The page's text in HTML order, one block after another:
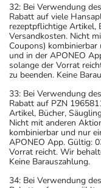
32: Bei Verwendung
Rabatt auf viele
rezeptpflichtige Artikel,
Versandkosten. Nicht
Coupons)
und in der APONEO
solange der Vorrat
zu beenden. Keine
33: Bei Verwendung
Rabatt auf PZN
Artikel, Bücher,
Nicht mit anderen
kombinierbar und nur
APONEO App. Gültig:
Vorrat reicht. Wir
Keine Barauszahlung.
34: Bei Verwendung